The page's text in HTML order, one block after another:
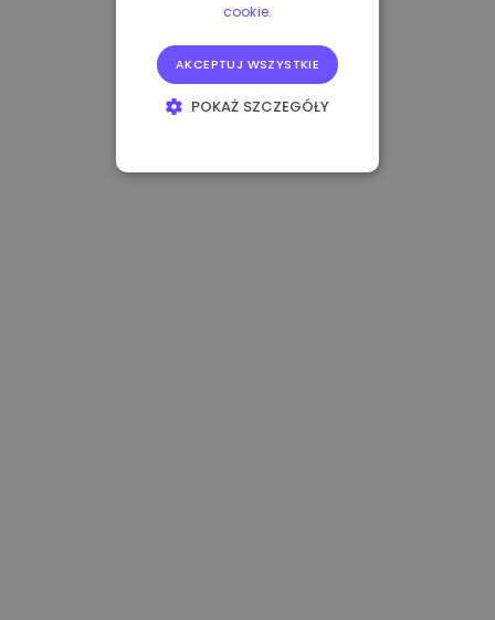
cookie.
AKCEPTUJ WSZYSTKIE
POKAŻ SZCZEGÓŁY